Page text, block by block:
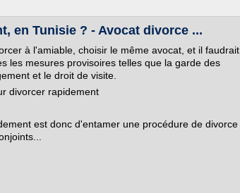
en Tunisie ? - Avocat divorce ...
à l'amiable, choisir le même avocat, et il faudrait
les mesures provisoires telles que la garde des
et le droit de visite.
divorcer rapidement
est donc d'entamer une procédure de divorce